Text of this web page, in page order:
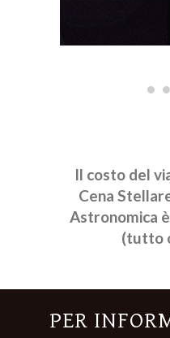
Il costo del
Cena
Astronomica
(tutto
PER